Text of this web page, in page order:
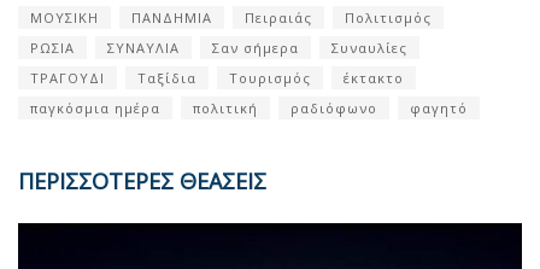
ΜΟΥΣΙΚΗ ΠΑΝΔΗΜΙΑ Πειραιάς
Πολιτισμός
ΡΩΣΙΑ
ΣΥΝΑΥΛΙΑ Σαν σήμερα
Συναυλίες
ΤΡΑΓΟΥΔΙ
Ταξίδια Τουρισμός
έκτακτο
παγκόσμια ημέρα
πολιτική ραδιόφωνο φαγητό
ΠΕΡΙΣΣΟΤΕΡΕΣ ΘΕΑΣΕΙΣ